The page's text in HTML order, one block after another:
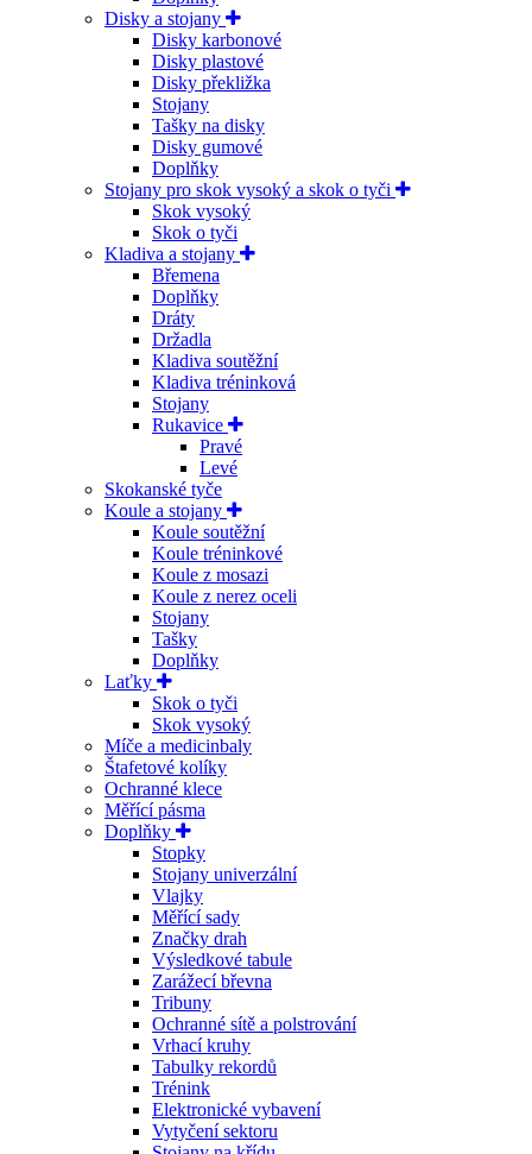
Disky a stojany
Disky karbonové
Disky plastové
Disky překližka
Stojany
Tašky na disky
Disky gumové
Doplňky
Stojany pro skok vysoký a skok o tyči
Skok vysoký
Skok o tyči
Kladiva a stojany
Břemena
Doplňky
Dráty
Držadla
Kladiva soutěžní
Kladiva tréninková
Stojany
Rukavice
Pravé
Levé
Skokanské tyče
Koule a stojany
Koule soutěžní
Koule tréninkové
Koule z mosazi
Koule z nerez oceli
Stojany
Tašky
Doplňky
Laťky
Skok o tyči
Skok vysoký
Míče a medicinbaly
Štafetové kolíky
Ochranné klece
Měřící pásma
Doplňky
Stopky
Stojany univerzální
Vlajky
Měřící sady
Značky drah
Výsledkové tabule
Zarážecí břevna
Tribuny
Ochranné sítě a polstrování
Vrhací kruhy
Tabulky rekordů
Trénink
Elektronické vybavení
Vytyčení sektoru